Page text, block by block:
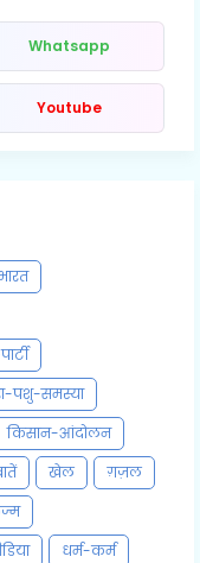
Whatsapp
Youtube
पशु-समस्या
किसान-आंदोलन
खेल
ग़ज़ल
धर्म-कर्म